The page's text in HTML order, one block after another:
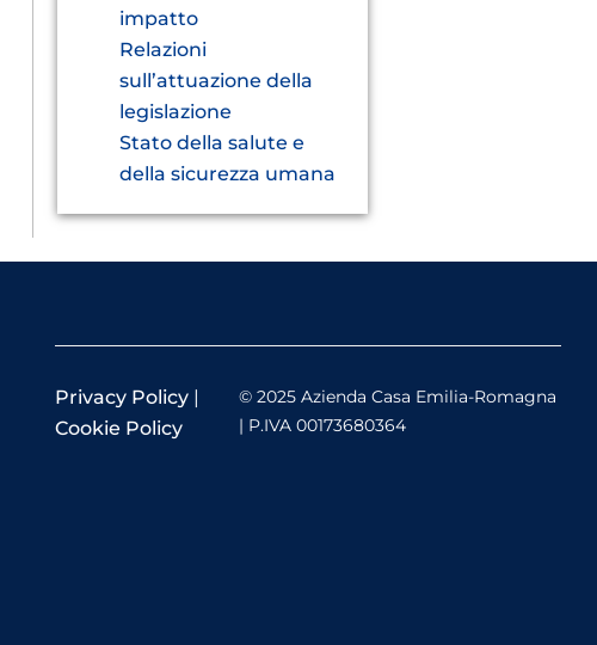
impatto
Relazioni
sull’attuazione della
legislazione
Stato della salute e
della sicurezza umana
Privacy Policy |
Cookie Policy
© 2025 Azienda Casa Emilia-Romagna
| P.IVA 00173680364